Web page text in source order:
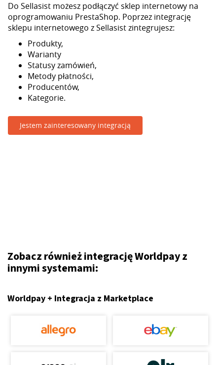
Do Sellasist możesz podłączyć sklep internetowy na
oprogramowaniu PrestaShop. Poprzez integrację
sklepu internetowego z Sellasist zintegrujesz:
Produkty,
Warianty
Statusy zamówień,
Metody płatności,
Producentów,
Kategorie.
Jestem zainteresowany integracją
Zobacz również integrację Worldpay z
innymi systemami:
Worldpay + Integracja z Marketplace